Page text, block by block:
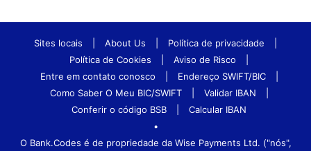
Sites locais About Us Política de privacidade
Política de Cookies
Aviso de Risco
Entre em contato conosco
Endereço SWIFT/BIC
Como Saber O Meu BIC/SWIFT
Validar IBAN
Conferir o código BSB
Calcular IBAN
•
O Bank.Codes é de propriedade da Wise Payments Ltd. ("nós",